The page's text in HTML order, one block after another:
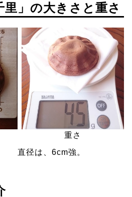
里」の大きさと重さ
重さ
直径は、6cm強。